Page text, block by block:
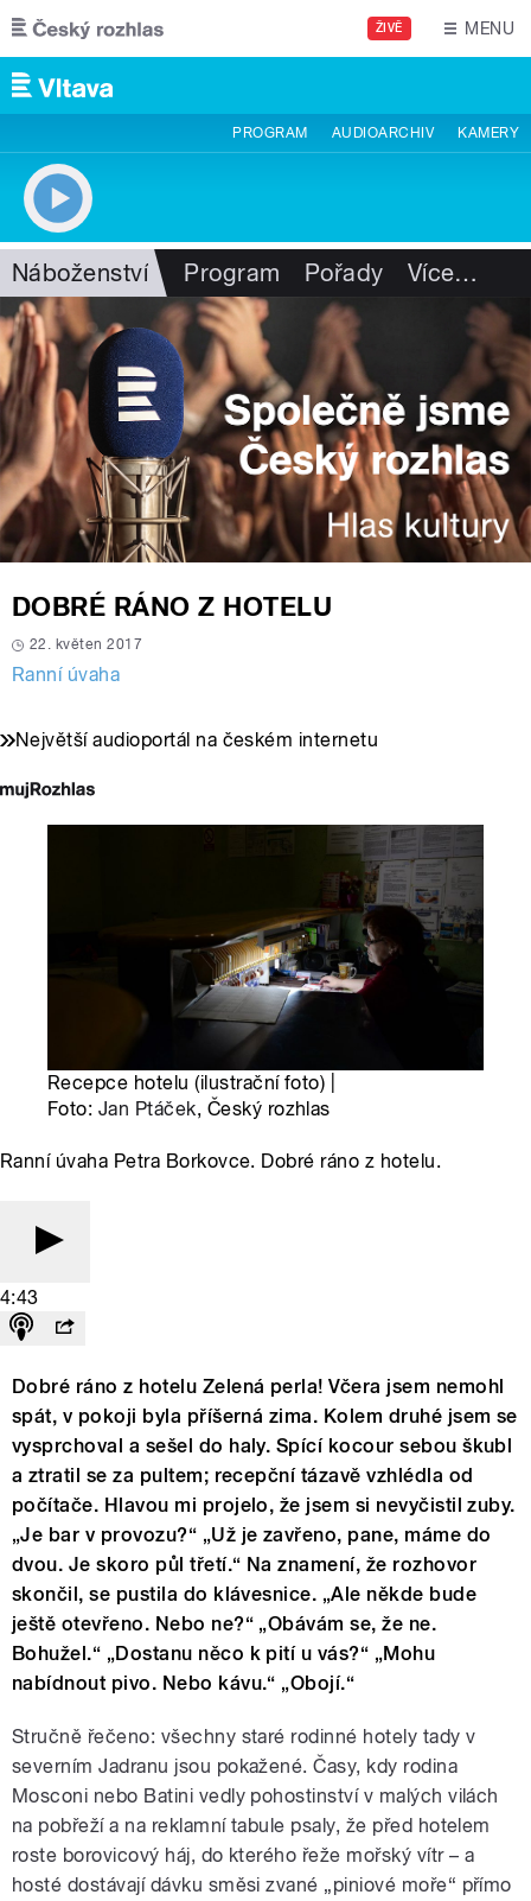
Přejít k hlavnímu obsahu
ŽIVĚ MENU
PROGRAM AUDIOARCHIV KAMERY
Náboženství Program Pořady Více…
DOBRÉ RÁNO Z HOTELU
22. květen 2017
Ranní úvaha
Největší audioportál na českém internetu
Recepce hotelu (ilustrační foto) |
Foto: Jan Ptáček, Český rozhlas
Ranní úvaha Petra Borkovce. Dobré ráno z hotelu.
4:43
Dobré ráno z hotelu Zelená perla! Včera jsem nemohl
spát, v pokoji byla příšerná zima. Kolem druhé jsem se
vysprchoval a sešel do haly. Spící kocour sebou škubl
a ztratil se za pultem; recepční tázavě vzhlédla od
počítače. Hlavou mi projelo, že jsem si nevyčistil zuby.
„Je bar v provozu?“ „Už je zavřeno, pane, máme do
dvou. Je skoro půl třetí.“ Na znamení, že rozhovor
skončil, se pustila do klávesnice. „Ale někde bude
ještě otevřeno. Nebo ne?“ „Obávám se, že ne.
Bohužel.“ „Dostanu něco k pití u vás?“ „Mohu
nabídnout pivo. Nebo kávu.“ „Obojí.“
Stručně řečeno: všechny staré rodinné hotely tady v
severním Jadranu jsou pokažené. Časy, kdy rodina
Mosconi nebo Batini vedly pohostinství v malých vilách
na pobřeží a na reklamní tabule psaly, že před hotelem
roste borovicový háj, do kterého řeže mořský vítr – a
hosté dostávají dávku směsi zvané „piniové moře“ přímo